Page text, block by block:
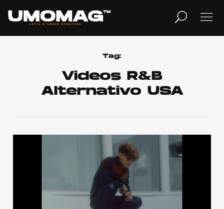
REVISTA TV
Home
Tag:
Videos R&B
Alternativo USA